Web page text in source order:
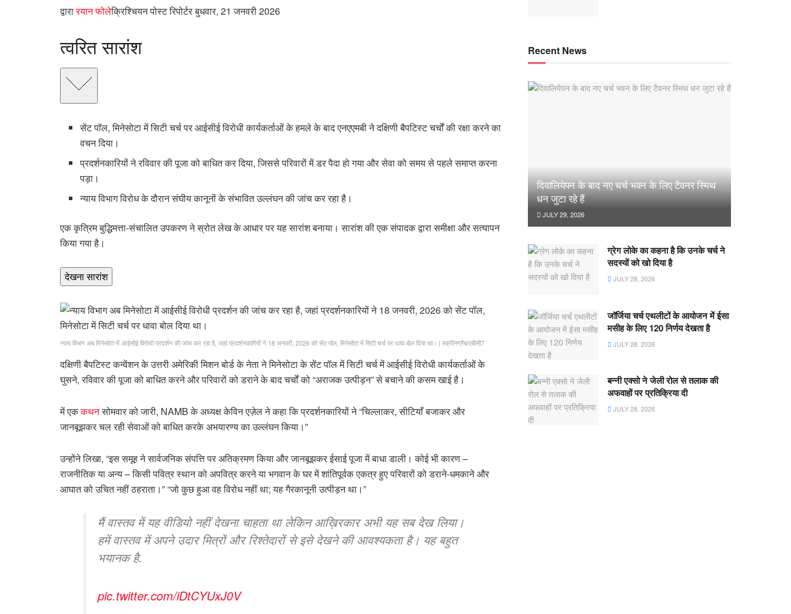
द्वारारयान फोलेक्रिश्चियन पोस्ट रिपोर्टरबुधवार, 21 जनवरी 2026
त्वरित सारांश
सेंट पॉल, मिनेसोटा में सिटी चर्च पर आईसीई विरोधी कार्यकर्ताओं के हमले के बाद एनएएमबी ने दक्षिणी बैपटिस्ट चर्चों की रक्षा करने का
वचन दिया।
प्रदर्शनकारियों ने रविवार की पूजा को बाधित कर दिया, जिससे परिवारों में डर पैदा हो गया और सेवा को समय से पहले समाप्त करना
पड़ा।
न्याय विभाग विरोध के दौरान संघीय कानूनों के संभावित उल्लंघन की जांच कर रहा है।
एक कृत्रिम बुद्धिमत्ता-संचालित उपकरण ने स्रोत लेख के आधार पर यह सारांश बनाया। सारांश की एक संपादक द्वारा समीक्षा और सत्यापन
किया गया है।
देखनासारांश
न्याय विभाग अब मिनेसोटा में आईसीई विरोधी प्रदर्शन की जांच कर रहा है, जहां प्रदर्शनकारियों ने 18 जनवरी, 2026 को सेंट पॉल, मिनेसोटा में सिटी चर्च पर धावा बोल दिया था। | स्क्रीनग्रैब/एबीसी7
दक्षिणी बैपटिस्ट कन्वेंशन के उत्तरी अमेरिकी मिशन बोर्ड के नेता ने मिनेसोटा के सेंट पॉल में सिटी चर्च में आईसीई विरोधी कार्यकर्ताओं के
घुसने, रविवार की पूजा को बाधित करने और परिवारों को डराने के बाद चर्चों को “अराजक उत्पीड़न” से बचाने की कसम खाई है।
में एककथनसोमवार को जारी, NAMB के अध्यक्ष केविन एज़ेल ने कहा कि प्रदर्शनकारियों ने “चिल्लाकर, सीटियाँ बजाकर और
जानबूझकर चल रही सेवाओं को बाधित करके अभयारण्य का उल्लंघन किया।”
उन्होंने लिखा, “इस समूह ने सार्वजनिक संपत्ति पर अतिक्रमण किया और जानबूझकर ईसाई पूजा में बाधा डाली। कोई भी कारण –
राजनीतिक या अन्य – किसी पवित्र स्थान को अपवित्र करने या भगवान के घर में शांतिपूर्वक एकत्र हुए परिवारों को डराने-धमकाने और
आघात को उचित नहीं ठहराता।” “जो कुछ हुआ वह विरोध नहीं था; यह गैरकानूनी उत्पीड़न था।”
मैं वास्तव में यह वीडियो नहीं देखना चाहता था लेकिन आख़िरकार अभी यह सब देख लिया।
हमें वास्तव में अपने उदार मित्रों और रिश्तेदारों से इसे देखने की आवश्यकता है। यह बहुत
भयानक है.
pic.twitter.com/iDtCYUxJ0V
Recent News
दिवालियेपन के बाद नए चर्च भवन के लिए टैवनर स्मिथ
धन जुटा रहे हैं
JULY 29, 2026
ग्रेग लोके का कहना है कि उनके चर्च ने
सदस्यों को खो दिया है
JULY 28, 2026
जॉर्जिया चर्च एथलीटों के आयोजन में ईसा
मसीह के लिए 120 निर्णय देखता है
JULY 28, 2026
बन्नी एक्सो ने जेली रोल से तलाक की
अफवाहों पर प्रतिक्रिया दी
JULY 28, 2026